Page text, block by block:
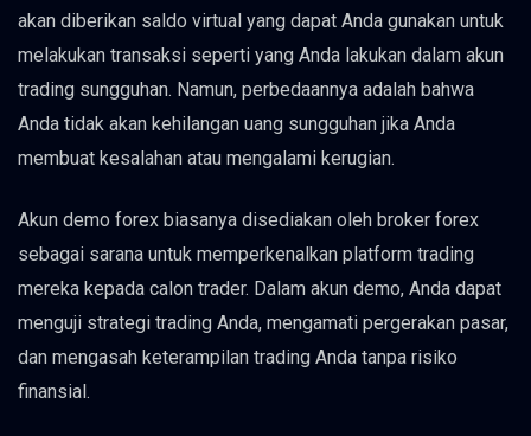
akan diberikan saldo virtual yang dapat Anda gunakan untuk
melakukan transaksi seperti yang Anda lakukan dalam akun
trading sungguhan. Namun, perbedaannya adalah bahwa
Anda tidak akan kehilangan uang sungguhan jika Anda
membuat kesalahan atau mengalami kerugian.
Akun demo forex biasanya disediakan oleh broker forex
sebagai sarana untuk memperkenalkan platform trading
mereka kepada calon trader. Dalam akun demo, Anda dapat
menguji strategi trading Anda, mengamati pergerakan pasar,
dan mengasah keterampilan trading Anda tanpa risiko
finansial.